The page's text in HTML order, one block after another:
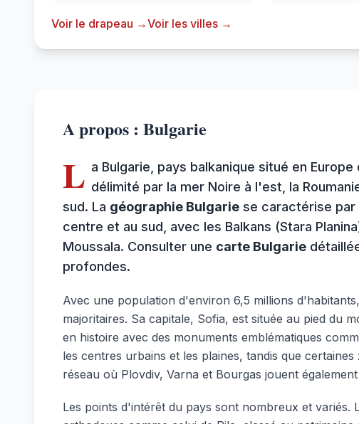
Voir le drapeau →Voir les villes →
A propos : Bulgarie
L a Bulgarie, pays balkanique situé en
délimité par la mer Noire à l'est, la
sud. La géographie Bulgarie se caractérise par
centre et au sud, avec les Balkans (Stara
Moussala. Consulter une carte Bulgarie
profondes.
Avec une population d'environ 6,5 millions
majoritaires. Sa capitale, Sofia, est située au pied du
en histoire avec des monuments emblématiques
les centres urbains et les plaines, tandis que
réseau où Plovdiv, Varna et Bourgas jouent
Les points d'intérêt du pays sont nombreux et variés.